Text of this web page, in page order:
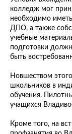
колледж мог
необходимо
ДПО, а также
учебные
подготовки
быть
Новшеством
школьников в
обучения.
учащихся
Кроме того, на